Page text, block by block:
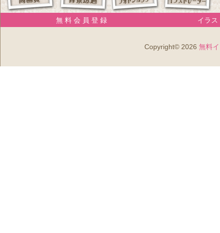
無 料 会 員 登 録 イラス
Copyright© 2026 無料